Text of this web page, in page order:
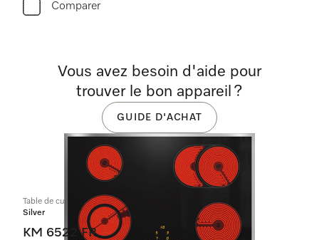
Comparer
Table de cuisson vitrocéramique
Silver
KM 6522 FR
Vous avez besoin d'aide pour
trouver le bon appareil ?
GUIDE D'ACHAT